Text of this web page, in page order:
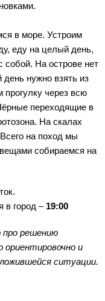
в море. Устроим
еду на целый день,
На острове нет
нужно взять из
через всю
переходящие в
На скалах
на поход мы
собираемся на
в город – 19:00
решению
ориентировочно и
ситуации.